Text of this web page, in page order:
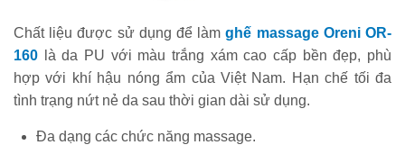
Chất liệu được sử dụng để làmghế massage Oreni OR-
160 là da PU với màu trắng xám cao cấp bền đẹp, phù
hợp với khí hậu nóng ẩm của Việt Nam. Hạn chế tối đa
tình trạng nứt nẻ da sau thời gian dài sử dụng.
Đa dạng các chức năng massage.